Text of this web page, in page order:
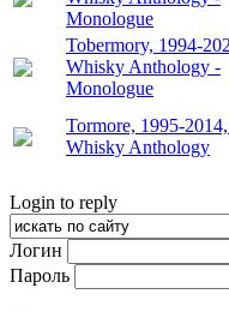
Monologue
Tobermory, 1994-
Whisky Anthology -
Monologue
Tormore, 1995-
Whisky Anthology
Login to reply
Логин
Пароль